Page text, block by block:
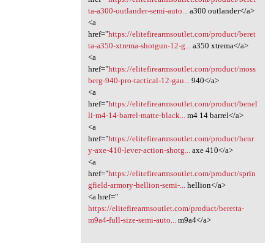
ta-a300-outlander-semi-auto...
a300 outlander</a>
<a
href="https://elitefirearmsoutlet.com/product/beret
ta-a350-xtrema-shotgun-12-g...
a350 xtrema</a>
<a
href="https://elitefirearmsoutlet.com/product/moss
berg-940-pro-tactical-12-gau...
940</a>
<a
href="https://elitefirearmsoutlet.com/product/benel
li-m4-14-barrel-matte-black...
m4 14 barrel</a>
<a
href="https://elitefirearmsoutlet.com/product/henr
y-axe-410-lever-action-shotg...
axe 410</a>
<a
href="https://elitefirearmsoutlet.com/product/sprin
gfield-armory-hellion-semi-...
hellion</a>
<a href="
https://elitefirearmsoutlet.com/product/beretta-
m9a4-full-size-semi-auto...
m9a4</a>